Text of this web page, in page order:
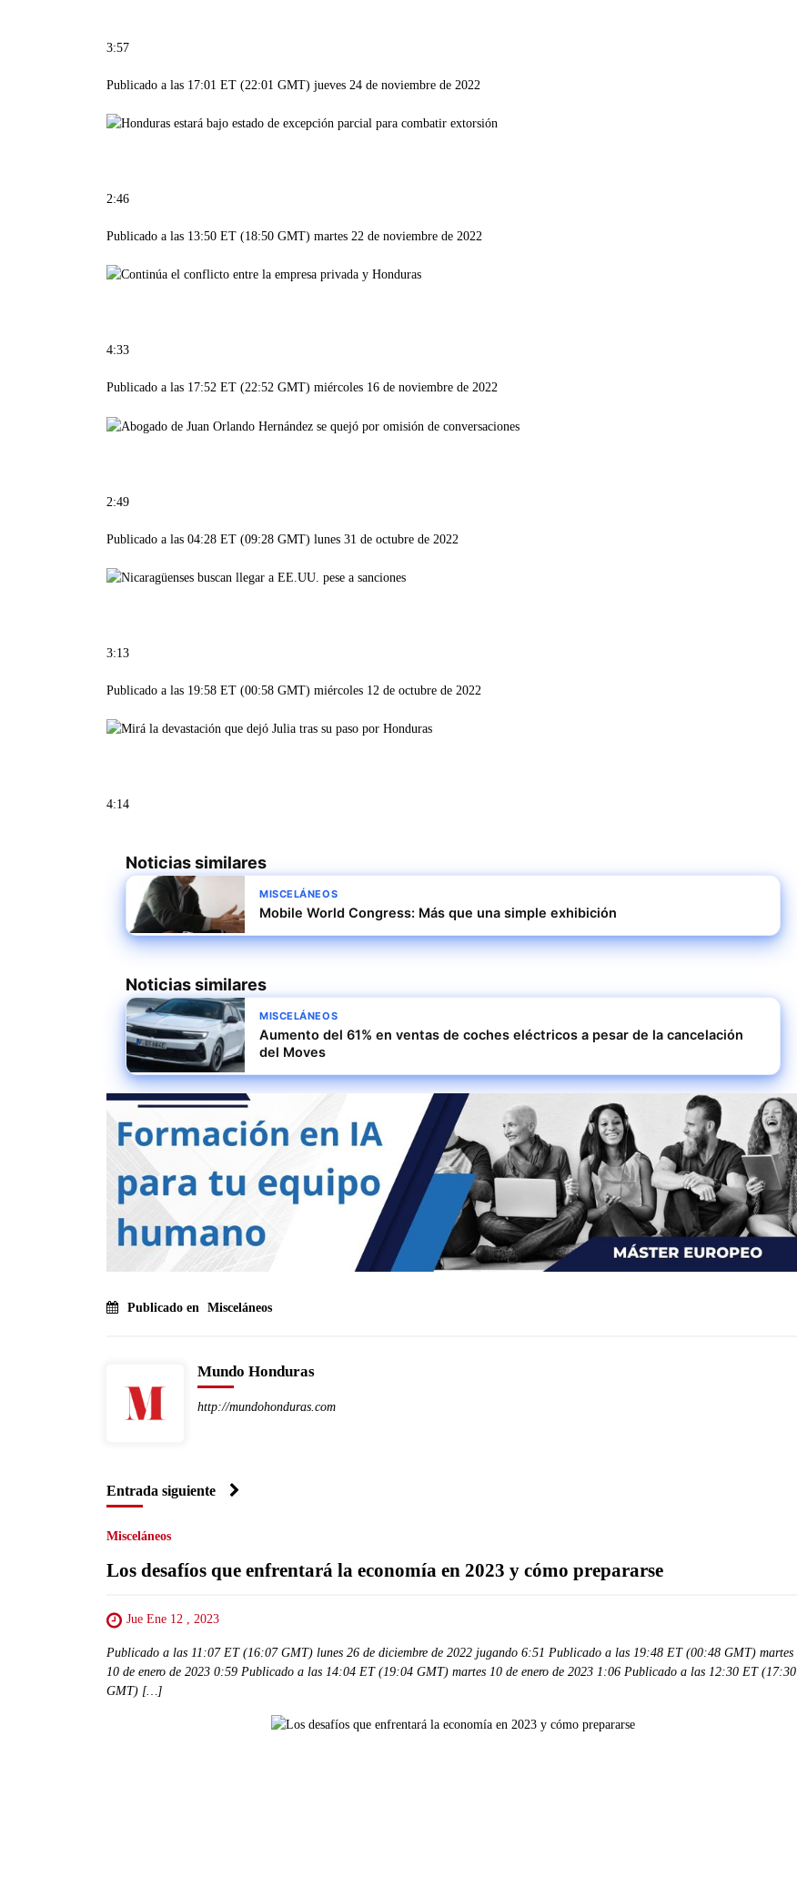
3:57
Publicado a las 17:01 ET (22:01 GMT) jueves 24 de noviembre de 2022
2:46
Publicado a las 13:50 ET (18:50 GMT) martes 22 de noviembre de 2022
4:33
Publicado a las 17:52 ET (22:52 GMT) miércoles 16 de noviembre de 2022
2:49
Publicado a las 04:28 ET (09:28 GMT) lunes 31 de octubre de 2022
3:13
Publicado a las 19:58 ET (00:58 GMT) miércoles 12 de octubre de 2022
4:14
Noticias similares
MISCELÁNEOS
Mobile World Congress: Más que una simple exhibición
Noticias similares
MISCELÁNEOS
Aumento del 61% en ventas de coches eléctricos a pesar de la cancelación
del Moves
Publicado en Misceláneos
Mundo Honduras
http://mundohonduras.com
Entrada siguiente
Misceláneos
Los desafíos que enfrentará la economía en 2023 y cómo prepararse
Jue Ene 12 , 2023
Publicado a las 11:07 ET (16:07 GMT) lunes 26 de diciembre de 2022 jugando 6:51 Publicado a las 19:48 ET (00:48 GMT) martes
10 de enero de 2023 0:59 Publicado a las 14:04 ET (19:04 GMT) martes 10 de enero de 2023 1:06 Publicado a las 12:30 ET (17:30
GMT) […]